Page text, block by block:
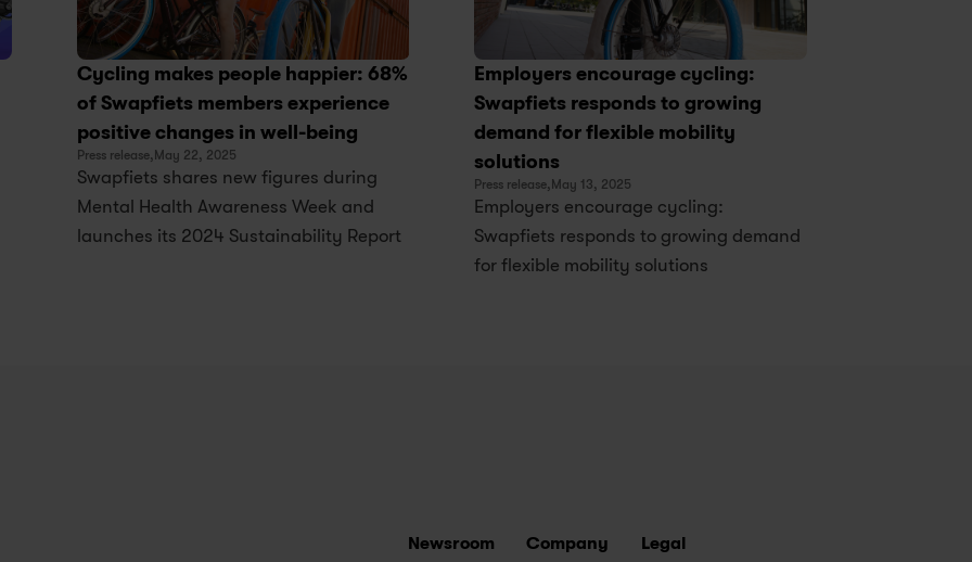
Cycling makes people happier: 68%
of Swapfiets members experience
positive changes in well-being
Press release, May 22, 2025
Swapfiets shares new figures during
Mental Health Awareness Week and
launches its 2024 Sustainability Report
Employers encourage cycling:
Swapfiets responds to growing
demand for flexible mobility
solutions
Press release, May 13, 2025
Employers encourage cycling:
Swapfiets responds to growing demand
for flexible mobility solutions
Newsroom Company
Legal